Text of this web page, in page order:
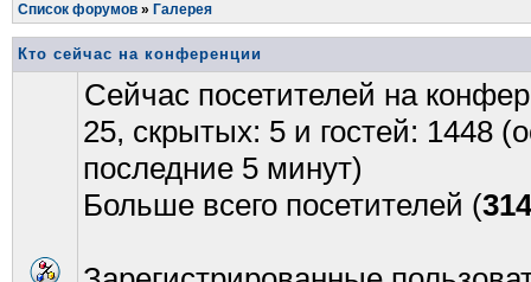
Список форумов » Галерея
Кто сейчас на конференции
Сейчас посетителей на
25, скрытых: 5 и гостей: 1448
последние 5 минут)
Больше всего посетителей (